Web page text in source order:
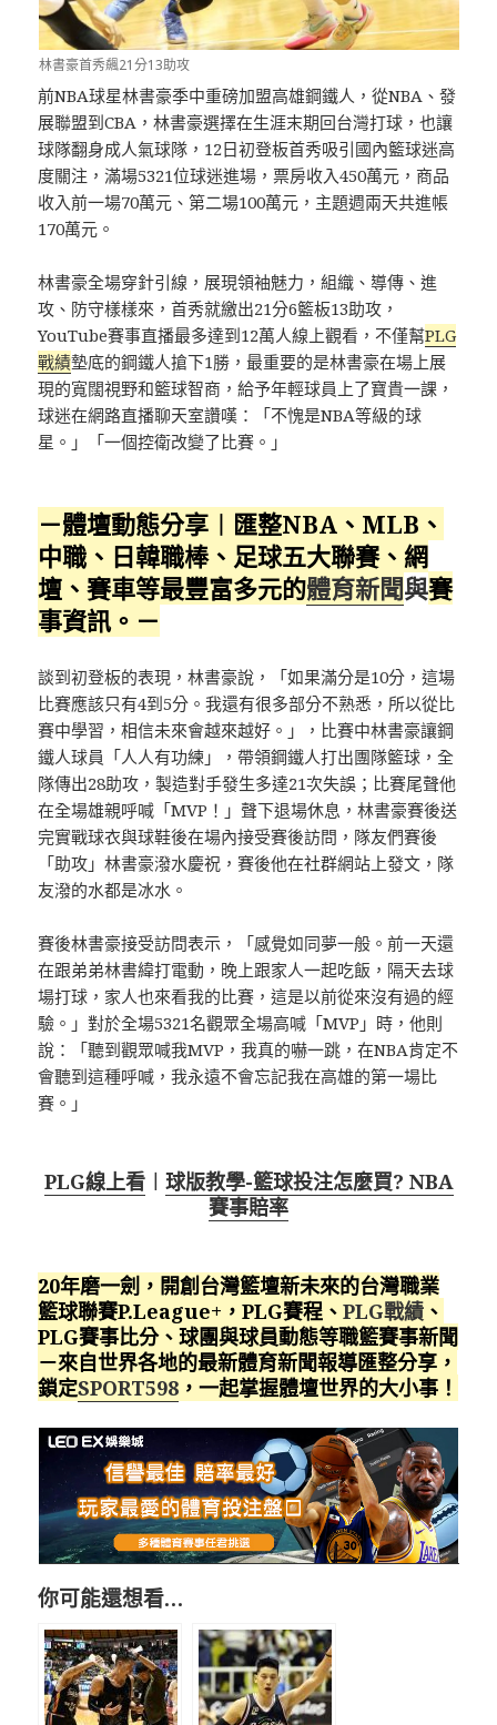
林書豪首秀飆21分13助攻
前NBA球星林書豪季中重磅加盟高雄鋼鐵人，從NBA、發
展聯盟到CBA，林書豪選擇在生涯末期回台灣打球，也讓
球隊翻身成人氣球隊，12日初登板首秀吸引國內籃球迷高
度關注，滿場5321位球迷進場，票房收入450萬元，商品
收入前一場70萬元、第二場100萬元，主題週兩天共進帳
170萬元。
林書豪全場穿針引線，展現領袖魅力，組織、導傳、進
攻、防守樣樣來，首秀就繳出21分6籃板13助攻，
YouTube賽事直播最多達到12萬人線上觀看，不僅幫PLG
戰績墊底的鋼鐵人搶下1勝，最重要的是林書豪在場上展
現的寬闊視野和籃球智商，給予年輕球員上了寶貴一課，
球迷在網路直播聊天室讚嘆：「不愧是NBA等級的球
星。」「一個控衛改變了比賽。」
－體壇動態分享︱匯整NBA、MLB、
中職、日韓職棒、足球五大聯賽、網
壇、賽車等最豐富多元的體育新聞與賽
事資訊。－
談到初登板的表現，林書豪說，「如果滿分是10分，這場
比賽應該只有4到5分。我還有很多部分不熟悉，所以從比
賽中學習，相信未來會越來越好。」，比賽中林書豪讓鋼
鐵人球員「人人有功練」，帶領鋼鐵人打出團隊籃球，全
隊傳出28助攻，製造對手發生多達21次失誤；比賽尾聲他
在全場雄親呼喊「MVP！」聲下退場休息，林書豪賽後送
完實戰球衣與球鞋後在場內接受賽後訪問，隊友們賽後
「助攻」林書豪潑水慶祝，賽後他在社群網站上發文，隊
友潑的水都是冰水。
賽後林書豪接受訪問表示，「感覺如同夢一般。前一天還
在跟弟弟林書緯打電動，晚上跟家人一起吃飯，隔天去球
場打球，家人也來看我的比賽，這是以前從來沒有過的經
驗。」對於全場5321名觀眾全場高喊「MVP」時，他則
說：「聽到觀眾喊我MVP，我真的嚇一跳，在NBA肯定不
會聽到這種呼喊，我永遠不會忘記我在高雄的第一場比
賽。」
PLG線上看︱ 球版教學-籃球投注怎麼買? NBA
賽事賠率
20年磨一劍，開創台灣籃壇新未來的台灣職業
籃球聯賽P.League+，PLG賽程、PLG戰績 、
PLG賽事比分、球團與球員動態等職籃賽事新聞
－來自世界各地的最新體育新聞報導匯整分享，
鎖定SPORT598 ，一起掌握體壇世界的大小事！
你可能還想看…